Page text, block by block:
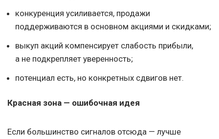
конкуренция усиливается, продажи
поддерживаются в основном акциями и скидками;
выкуп акций компенсирует слабость прибыли,
а не подкрепляет уверенность;
потенциал есть, но конкретных сдвигов нет.
Красная зона — ошибочная идея
Если большинство сигналов отсюда — лучше